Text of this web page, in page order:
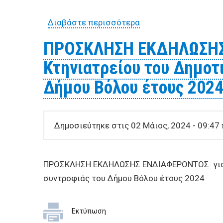
Διαβάστε περισσότεραγια Μίσθωση
κατακύρωσης την
ΠΡΟΣΚΛΗΣΗ
Κτηνιατρείου του
Δήμου Βόλου έτους 2024
Δημοσιεύτηκε στις 02 Μάιος, 2024 - 09:47
ΠΡΟΣΚΛΗΣΗ ΕΚΔΗΛΩΣΗΣ ΕΝΔΙΑΦΕΡΟΝΤΟΣ για
συντροφιάς του Δήμου Βόλου έτους 2024
Εκτύπωση